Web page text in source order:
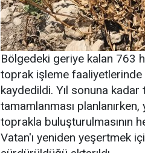
Bölgedeki geriye kalan 763
toprak işleme faaliyetlerinde
kaydedildi. Yıl sonuna kadar
tamamlanması
toprakla buluşturulmasının
Vatan'ı yeniden yeşertmek